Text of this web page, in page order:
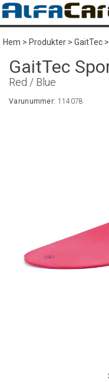
Hem>Produkter>GaitTec>
GaitTec
Red / Blue
Varunummer: 114078